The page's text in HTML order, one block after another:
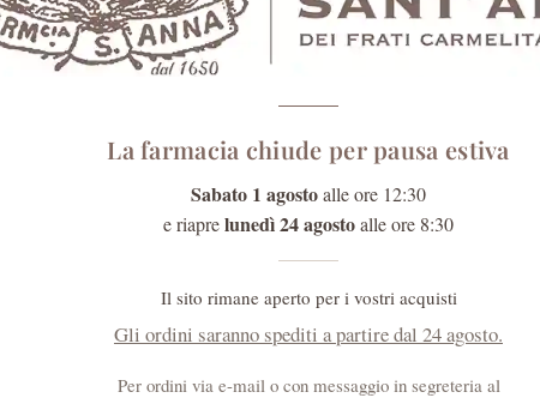
La farmacia chiude per pausa estiva
Sabato 1 agostoalle ore 12:30
e riaprelunedì 24 agostoalle ore 8:30
Il sito rimane aperto per i vostri acquisti
Gli ordini saranno spediti a partire dal 24 agosto.
Per ordini via e-mail o con messaggio in segreteria al